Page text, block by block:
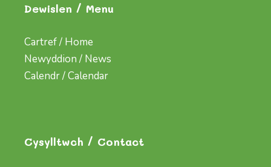
Dewislen / Menu
Cartref / Home
Newyddion / News
Calendr / Calendar
Cysylltwch / Contact